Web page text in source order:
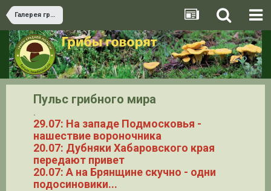
Галерея грибов
Пульс грибного мира
.
29.07: На западе Подмосковья -
нашествие вороночника
20.07: Дубняки Хабаровского края
передают привет
20.07: А на Брянщине скучно - одни
подосиновики...